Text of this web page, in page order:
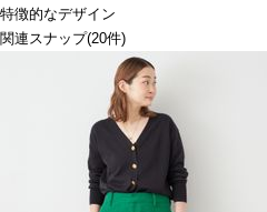
特徴的なデザイン
関連スナップ(20件)